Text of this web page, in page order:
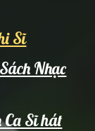
Sĩ
Nhạc
Sĩ hát